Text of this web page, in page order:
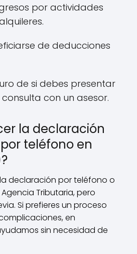
por actividades
de deducciones
de si debes presentar
con un asesor.
la declaración
teléfono en
declaración por teléfono o
Tributaria, pero
Si prefieres un proceso
en
sin necesidad de